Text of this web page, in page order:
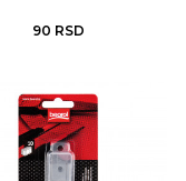
90 RSD